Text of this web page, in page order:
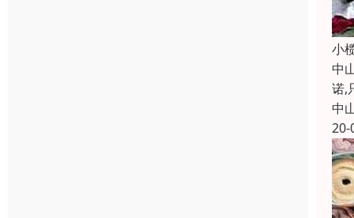
小
中
诺,
中
20-